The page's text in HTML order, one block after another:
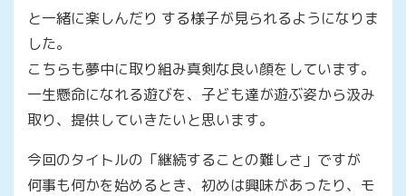
と一緒に楽しんだり する様子が見られるようになりま
した。
こちらも夢中に取り組み真剣な良い顔をしています。
一生懸命になれる遊びを、子ども達が遊ぶ姿から汲み
取り、提供していきたいと思います。
今回のタイトルの「継続することの難しさ」ですが
何事も何かを始めるとき、初めは興味があったり、モ